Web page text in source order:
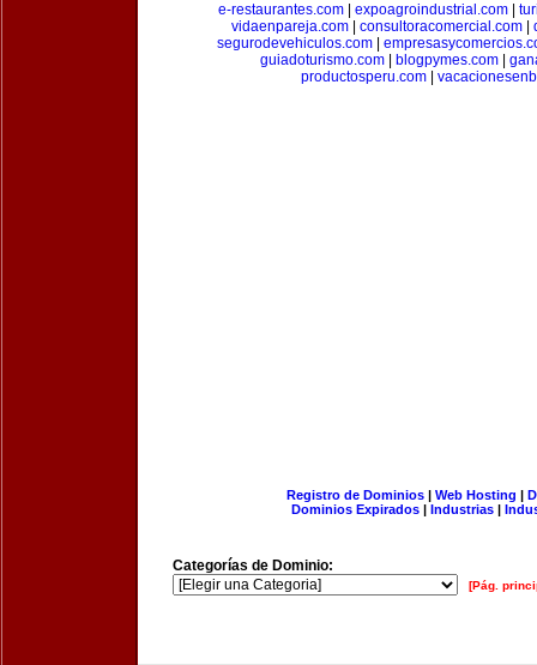
e-restaurantes.com
expoagroindustrial.com
vidaenpareja.com
consultoracomercial.com
segurodevehiculos.com|
guiadoturismo.com| blogpymes.com|
productosperu.com|
Registro de Dominios| Web Hosting |
Dominios Expirados | Industrias |
Categorías de Dominio:
[Pág.